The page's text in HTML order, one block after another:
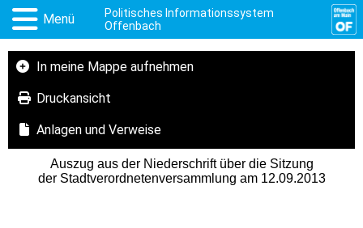
Menü
Politisches Informationssystem
Offenbach
In meine Mappe aufnehmen
Druckansicht
Anlagen und Verweise
Auszug aus der Niederschrift über die Sitzung
der Stadtverordnetenversammlung am 12.09.2013